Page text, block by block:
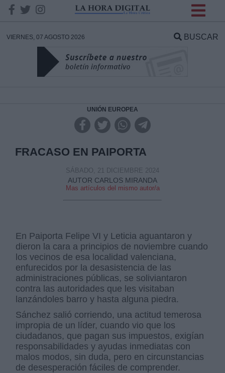
VIERNES, 07 AGOSTO 2026 BUSCAR
UNIÓN EUROPEA
FRACASO EN PAIPORTA
AUTOR CARLOS MIRANDA
Mas artículos del mismo autor/a
SÁBADO, 21 DICIEMBRE 2024
En Paiporta Felipe VI y Leticia aguantaron y
dieron la cara a principios de noviembre cuando
los vecinos de esa localidad valenciana,
enfurecidos por la desasistencia de las
administraciones públicas, se soliviantaron
contra las autoridades que les visitaban
lanzándoles barro y hasta alguna piedra.
Sánchez salió corriendo, una actitud temerosa
impropia de un líder, cuando vio que los
ciudadanos, que pagan sus impuestos, exigían
responsabilidades y ayudas inmediatas con
malos modos, sin duda, pero en circunstancias
de desesperación fáciles de comprender.
DATOS
Responsable:
Derechos:
link
Información adicional